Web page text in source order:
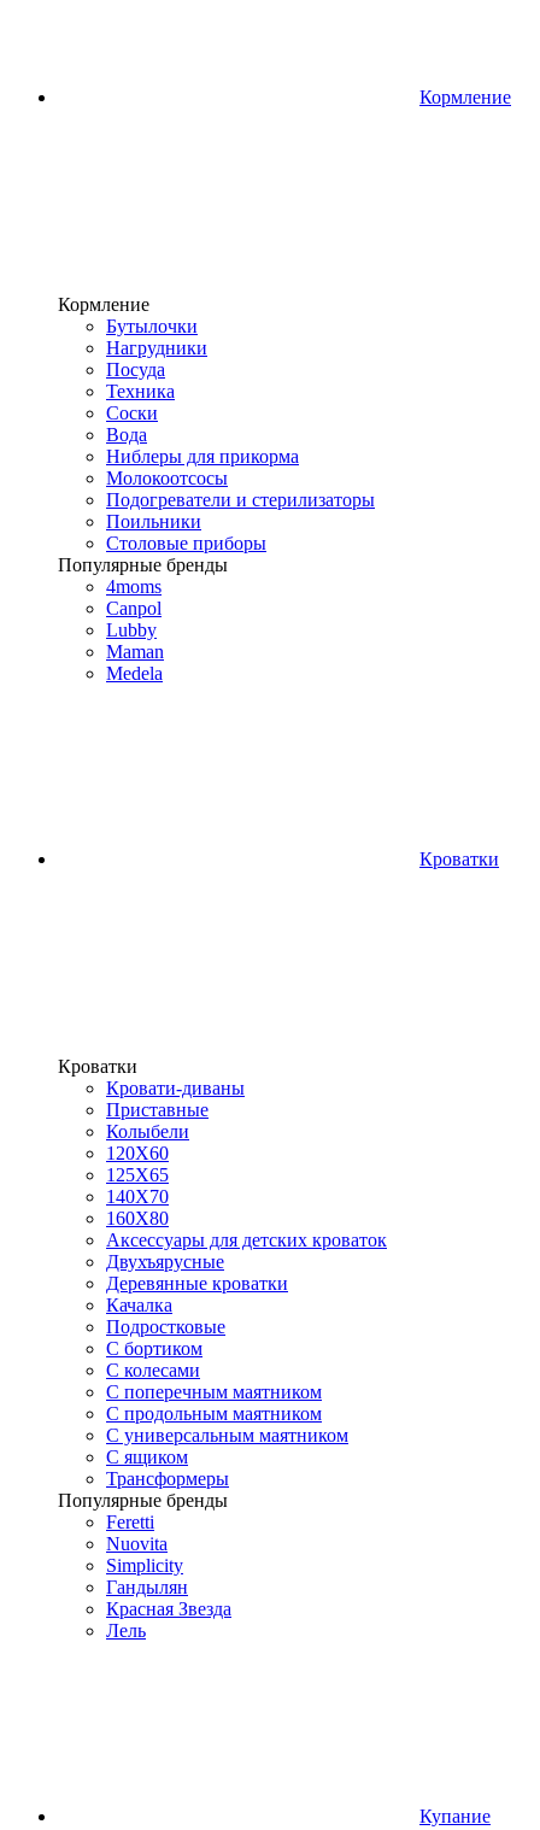
Кормление
Кормление
Бутылочки
Нагрудники
Посуда
Техника
Соски
Вода
Ниблеры для прикорма
Молокоотсосы
Подогреватели и стерилизаторы
Поильники
Столовые приборы
Популярные бренды
4moms
Canpol
Lubby
Maman
Medela
Кроватки
Кроватки
Кровати-диваны
Приставные
Колыбели
120Х60
125X65
140Х70
160Х80
Аксессуары для детских кроваток
Двухъярусные
Деревянные кроватки
Качалка
Подростковые
С бортиком
С колесами
С поперечным маятником
С продольным маятником
С универсальным маятником
С ящиком
Трансформеры
Популярные бренды
Feretti
Nuovita
Simplicity
Гандылян
Красная Звезда
Лель
Купание